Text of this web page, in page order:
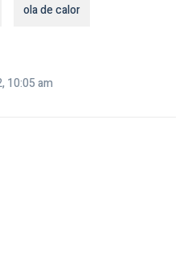
ola de calor
10:05 am